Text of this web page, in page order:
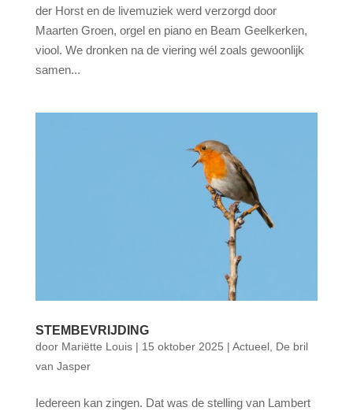
der Horst en de livemuziek werd verzorgd door
Maarten Groen, orgel en piano en Beam Geelkerken,
viool. We dronken na de viering wél zoals gewoonlijk
samen...
STEMBEVRIJDING
door Mariëtte Louis| 15 oktober 2025 | Actueel, De bril
van Jasper
Iedereen kan zingen. Dat was de stelling van Lambert